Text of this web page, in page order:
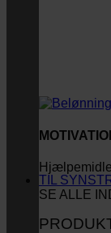
SE ALLE
TIL